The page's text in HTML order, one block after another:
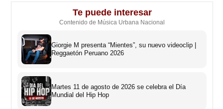
Te puede interesar
Contenido de Música Urbana Nacional
Giorgie M presenta “Mientes”, su nuevo videoclip |
Reggaetón Peruano 2026
Martes 11 de agosto de 2026 se celebra el Día
Mundial del Hip Hop